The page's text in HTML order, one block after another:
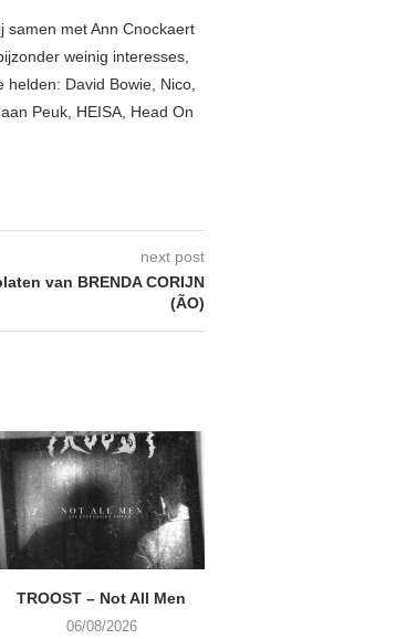
samen met Ann Cnockaert
weinig interesses,
David Bowie, Nico,
Peuk, HEISA, Head On
next post
van BRENDA CORIJN
(ÃO)
TROOST – Not All Men
06/08/2026